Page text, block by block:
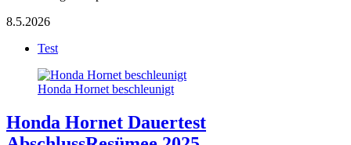
8.5.2026
Test
Honda Hornet beschleunigt
Honda Hornet Dauertest